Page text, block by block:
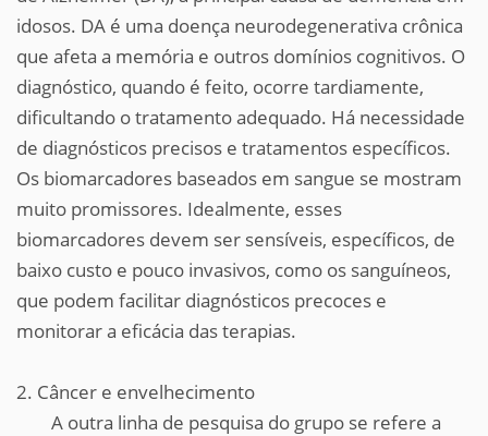
idosos. DA é uma doença neurodegenerativa crônica
que afeta a memória e outros domínios cognitivos. O
diagnóstico, quando é feito, ocorre tardiamente,
dificultando o tratamento adequado. Há necessidade
de diagnósticos precisos e tratamentos específicos.
Os biomarcadores baseados em sangue se mostram
muito promissores. Idealmente, esses
biomarcadores devem ser sensíveis, específicos, de
baixo custo e pouco invasivos, como os sanguíneos,
que podem facilitar diagnósticos precoces e
monitorar a eficácia das terapias.
2. Câncer e envelhecimento
A outra linha de pesquisa do grupo se refere a